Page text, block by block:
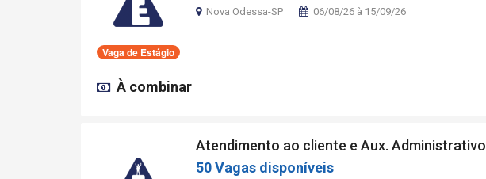
Vaga de Estágio
Nova Odessa-SP 06/08/26 à 15/09/26
À combinar
Atendimento ao cliente e Aux. Administrativo
50 Vagas disponíveis